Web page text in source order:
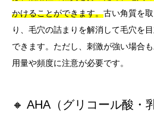
かけることができます。古い角質を
り、毛穴の詰まりを解消して毛穴を
できます。ただし、刺激が強い場合
用量や頻度に注意が必要です。
🔸 AHA（グリコール酸・